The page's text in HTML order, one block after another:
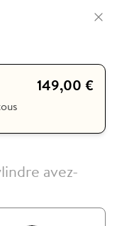
149,00 €
avez-